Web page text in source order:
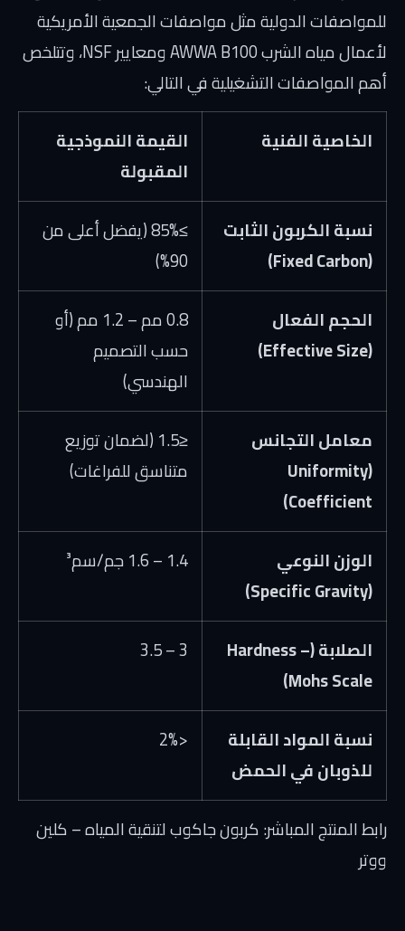
للمواصفات الدولية مثل مواصفات الجمعية الأمريكية
لأعمال مياه الشربAWWA B100
ومعايير NSF، وتتلخص
أهم المواصفات التشغيلية في التالي:
الخاصية الفنية
القيمة النموذجية
المقبولة
نسبة الكربون الثابت
(Fixed Carbon)
≥
85%(يفضل أعلى من
90%)
الحجم الفعال
(Effective Size)
0.8 مم – 1.2 مم (أو
حسب التصميم
الهندسي)
معامل التجانس
(Uniformity
Coefficient)
≤
1.5(لضمان توزيع
متناسق للفراغات)
الوزن النوعي
(Specific Gravity)
1.4 – 1.6 جم/سم³
الصلابة (Hardness –
Mohs Scale)
3 – 3.5
نسبة المواد القابلة
للذوبان في الحمض
<
2%
رابط المنتج المباشر:كربون جاكوب لتنقية المياه – كلين
ووتر